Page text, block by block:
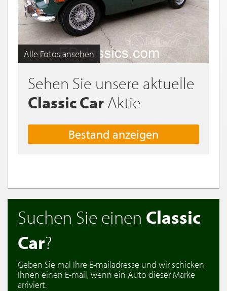
Alle Fotos ansehen
Sehen Sie unsere aktuelle
Classic Car Aktie
Bestand anzeigen
Suchen Sie einen Classic
Car?
Geben Sie mal Ihre E-mailadresse und wir schicken
Ihnen einen E-mail, wenn ein Auto dieser Marke
arriviert.